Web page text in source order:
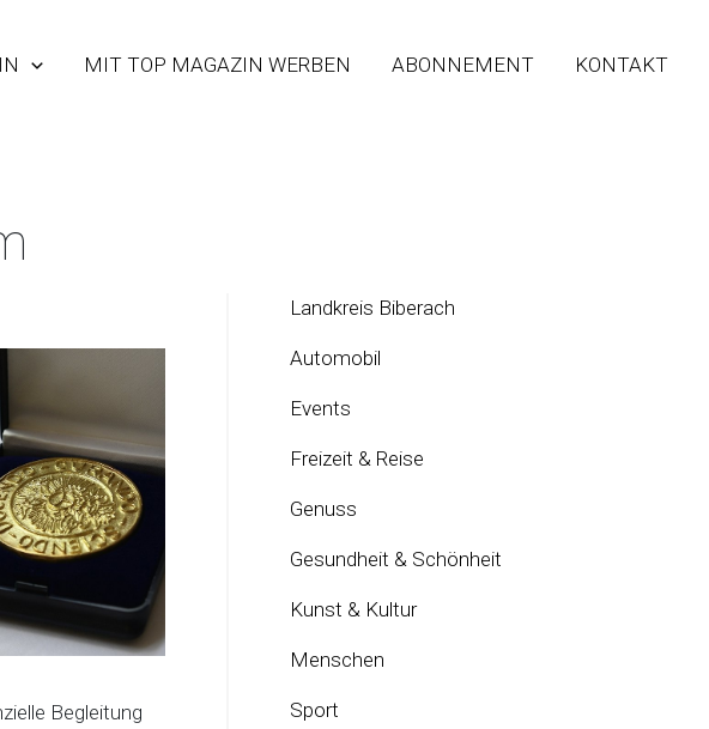
MIT TOP MAGAZIN WERBEN ABONNEMENT KONTAKT
Begleitung
Landkreis Biberach
Automobil
Events
Freizeit & Reise
Genuss
Gesundheit & Schönheit
Kunst & Kultur
Menschen
Sport